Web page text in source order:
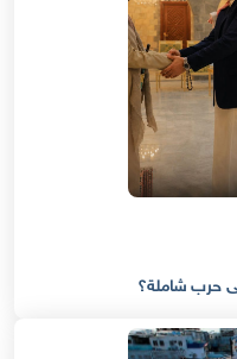
حرب شاملة؟